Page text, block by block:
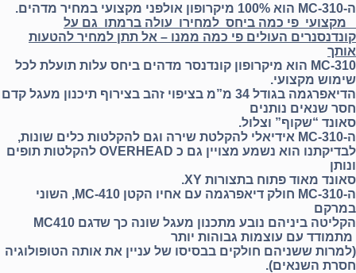
ה-MC-310 הוא 100% מיקרופון אולפני מקצועי במחיר מדהים.
מקצועי פי כמה ביחס למחירו עולה ברמתו גם על
קונדנסנרים העולים פי כמה ממנו – אל תתן למחיר להטעות
אותך
MC-310 הוא מיקרופון קונדנסר מדהים ביחס עלות תועלת לכל
שימוש מקצועי.
הדיאפרגמה בגודל 34 מ”מ בציפוי זהב בצירוף תיכנון מעגל קדם
חסר שנאים נותנים
סאונד “שקוף” וצלול.
ה-MC-310 אידיאלי להקלטת שירה וגם להקלטות כלים שונות,
לבדיקתנו הוא נשמע מצויין גם כ OVERHEAD להקלטות תופים
ונותן
סאונד מאוד פתוח בתצורות XY.
ה-MC-310 חולק דיאפרגמה עם אחיו הקטן MC-410, השוני
במרקם
הקליטה ביניהם נובע מתכנון מעגל שונה כך שדגם MC410
מתמודד עם עוצמות גבוהות יותר
(למרות ששניהם חולקים בבסיסו של עניין את אותה הטופולוגיה
חסרת השנאים).